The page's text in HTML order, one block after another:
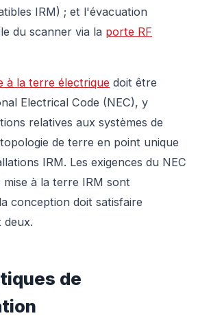
IRM) ; et l'évacuation
du scanner via la porte RF
à la terre électrique doit être
Electrical Code (NEC), y
relatives aux systèmes de
de terre en point unique
IRM. Les exigences du NEC
mise à la terre IRM sont
conception doit satisfaire
deux.
de